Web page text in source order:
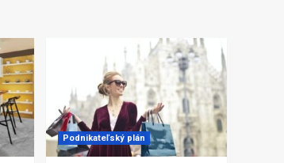
Podnikateľský plán